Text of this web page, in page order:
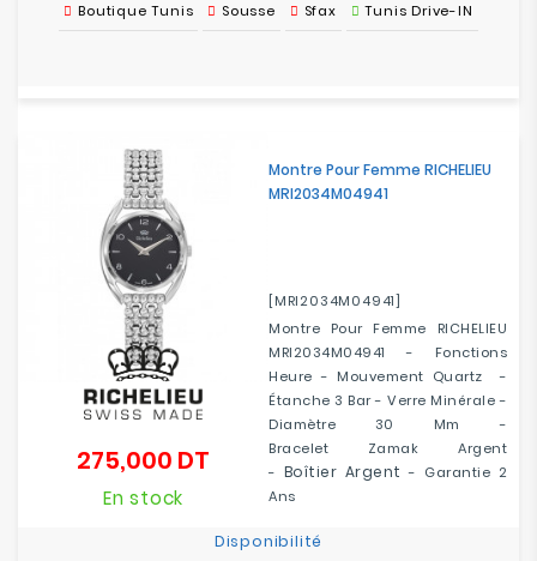
Boutique Tunis Sousse Sfax Tunis Drive-IN
Montre Pour Femme RICHELIEU
MRI2034M04941
[MRI2034M04941]
Montre Pour Femme RICHELIEU
MRI2034M04941 - Fonctions
Heure - Mouvement Quartz -
Étanche 3 Bar - Verre Minérale -
Diamètre 30 Mm -
Bracelet Zamak Argent
- Boîtier Argent - Garantie 2
Ans
275,000 DT
En stock
Disponibilité